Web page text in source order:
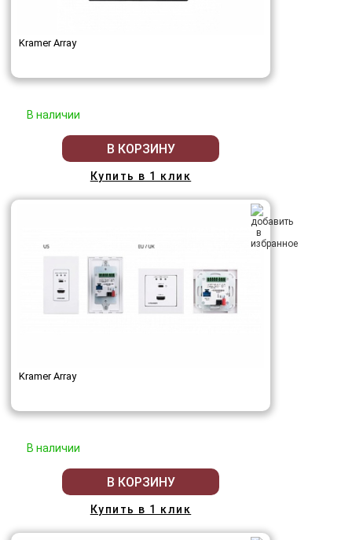
Kramer Array
В наличии
В КОРЗИНУ
Купить в 1 клик
Kramer Array
В наличии
В КОРЗИНУ
Купить в 1 клик